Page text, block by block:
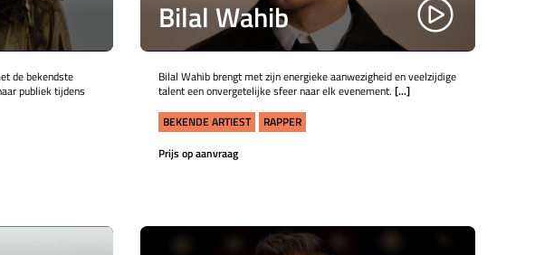
de bekendste
publiek tijdens
Bilal Wahib
Bilal Wahib brengt met zijn energieke aanwezigheid en veelzijdige
talent een onvergetelijke sfeer naar elk evenement. [...]
BEKENDE ARTIEST
RAPPER
Prijs op aanvraag